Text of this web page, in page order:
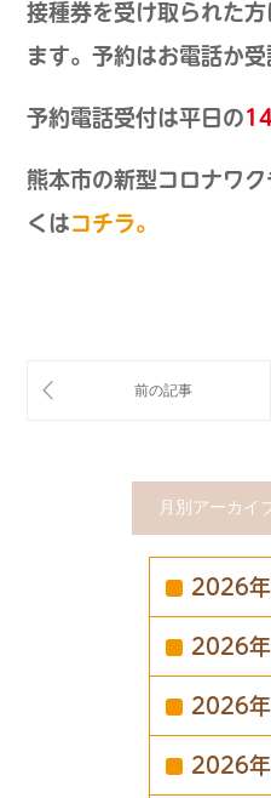
接種券を受け取られた
ます。予約はお電話か受
予約電話受付は平日の
熊本市の新型コロナワ
くはコチラ。
月別アーカイ
2026年
2026年
2026年
2026年